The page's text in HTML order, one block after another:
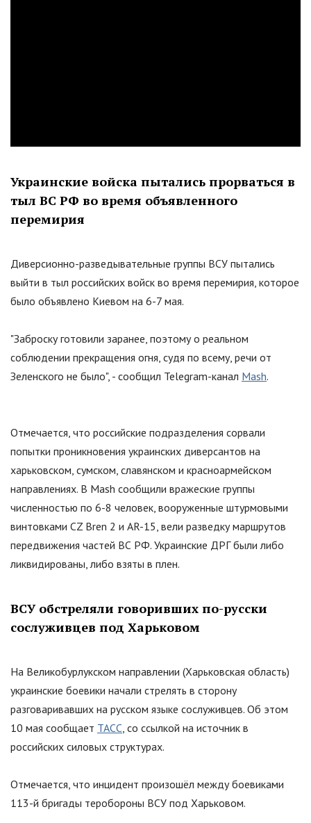
Украинские войска пытались прорваться в
тыл ВС РФ во время объявленного
перемирия
Диверсионно-разведывательные группы ВСУ пытались
выйти в тыл российских войск во время перемирия, которое
было объявлено Киевом на 6-7 мая.
"Заброску готовили заранее, поэтому о реальном
соблюдении прекращения огня, судя по всему, речи от
Зеленского не было", - сообщил Telegram-канал Mash.
Отмечается, что российские подразделения сорвали
попытки проникновения украинских диверсантов на
харьковском, сумском, славянском и красноармейском
направлениях. В Mash сообщили вражеские группы
численностью по 6-8 человек, вооруженные штурмовыми
винтовками CZ Bren 2 и AR-15, вели разведку маршрутов
передвижения частей ВС РФ. Украинские ДРГ были либо
ликвидированы, либо взяты в плен.
ВСУ обстреляли говоривших по-русски
сослуживцев под Харьковом
На Великобурлукском направлении (Харьковская область)
украинские боевики начали стрелять в сторону
разговаривавших на русском языке сослуживцев. Об этом
10 мая сообщает ТАСС , со ссылкой на источник в
российских силовых структурах.
Отмечается, что инцидент произошёл между боевиками
113-й бригады теробороны ВСУ под Харьковом.